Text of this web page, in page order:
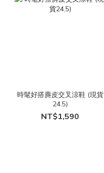
時髦好搭麂皮交叉涼鞋 (現貨
24.5)
NT$1,590